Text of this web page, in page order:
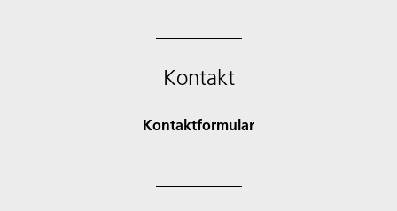
Kontakt
Kontaktformular